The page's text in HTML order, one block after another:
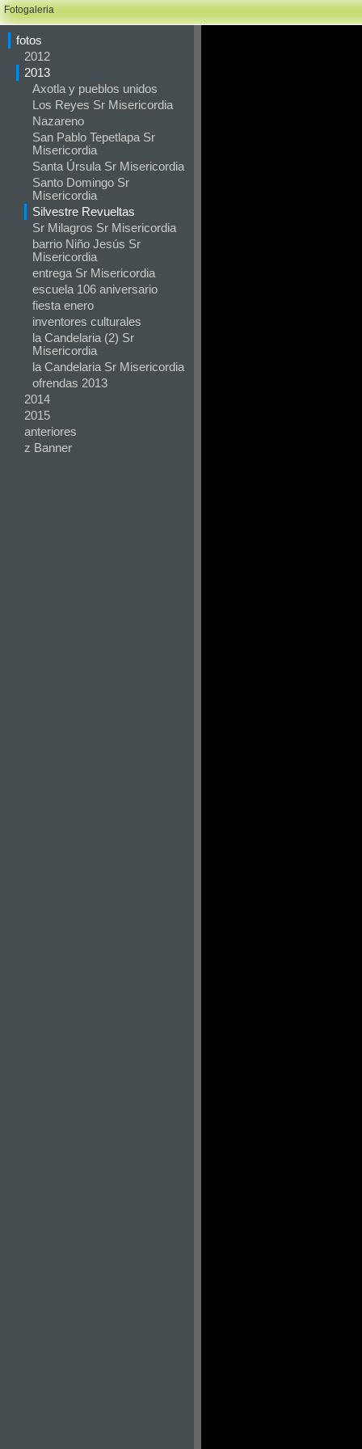
Fotogaleria
fotos
2012
2013
Axotla y pueblos unidos
Los Reyes Sr Misericordia
Nazareno
San Pablo Tepetlapa Sr
Misericordia
Santa Úrsula Sr Misericordia
Santo Domingo Sr
Misericordia
Silvestre Revueltas
Sr Milagros Sr Misericordia
barrio Niño Jesús Sr
Misericordia
entrega Sr Misericordia
escuela 106 aniversario
fiesta enero
inventores culturales
la Candelaria (2) Sr
Misericordia
la Candelaria Sr Misericordia
ofrendas 2013
2014
2015
anteriores
z Banner